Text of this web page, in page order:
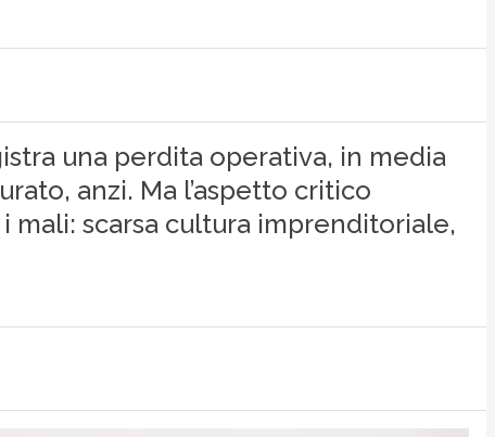
una perdita operativa, in media
anzi. Ma l’aspetto critico
mali: scarsa cultura imprenditoriale,